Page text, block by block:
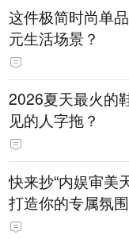
这件极简时尚单
元生活场景？
2026夏天最火的
见的人字拖？
快来抄“内娱审美
打造你的专属氛